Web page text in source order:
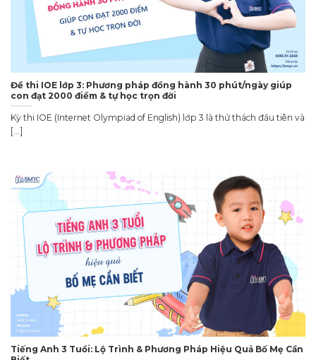
Đề thi IOE lớp 3: Phương pháp đồng hành 30 phút/ngày giúp
con đạt 2000 điểm & tự học trọn đời
Kỳ thi IOE (Internet Olympiad of English) lớp 3 là thử thách đầu tiên và
[...]
Tiếng Anh 3 Tuổi: Lộ Trình & Phương Pháp Hiệu Quả Bố Mẹ Cần